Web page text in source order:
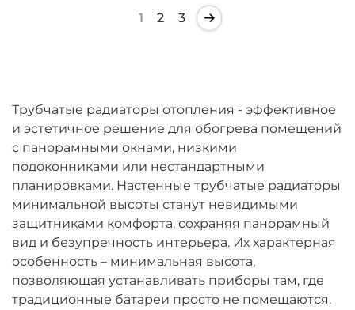
1 2 3
Трубчатые радиаторы отопления - эффективное
и эстетичное решение для обогрева помещений
с панорамными окнами, низкими
подоконниками или нестандартными
планировками. Настенные трубчатые радиаторы
минимальной высоты станут невидимыми
защитниками комфорта, сохраняя панорамный
вид и безупречность интерьера. Их характерная
особенность – минимальная высота,
позволяющая устанавливать приборы там, где
традиционные батареи просто не помещаются.